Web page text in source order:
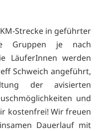
Strecke in geführter
Gruppen je nach
LäuferInnen werden
Schweich angeführt,
der avisierten
und
kostenfrei! Wir freuen
Dauerlauf mit